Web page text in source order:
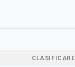
CLASIFICARE